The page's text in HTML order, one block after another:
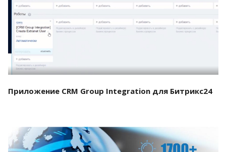
Смотреть проект
Приложение CRM Group Integration для Битрикс24